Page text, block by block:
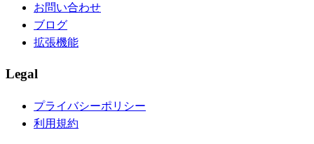
お問い合わせ
ブログ
拡張機能
Legal
プライバシーポリシー
利用規約